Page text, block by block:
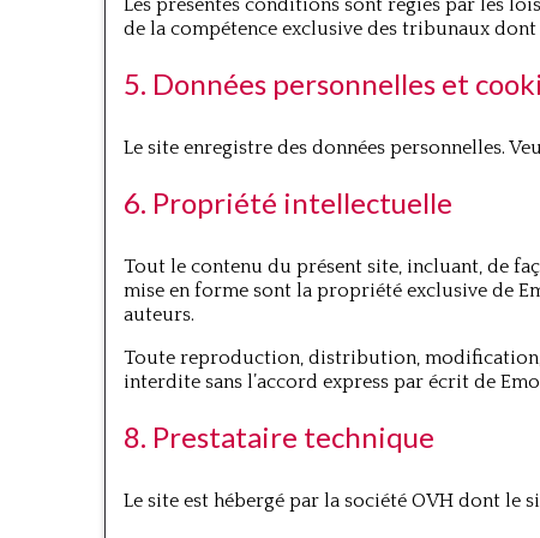
Les présentes conditions sont régies par les
de la compétence exclusive des tribunaux
5. Données personnelles et
Le site enregistre des données personnelles.
6. Propriété intellectuelle
Tout le contenu du présent site, incluant, de
mise en forme sont la propriété exclusive de
auteurs.
Toute reproduction, distribution,
interdite sans l’accord express par écrit de
8. Prestataire technique
Le site est hébergé par la société OVH dont le